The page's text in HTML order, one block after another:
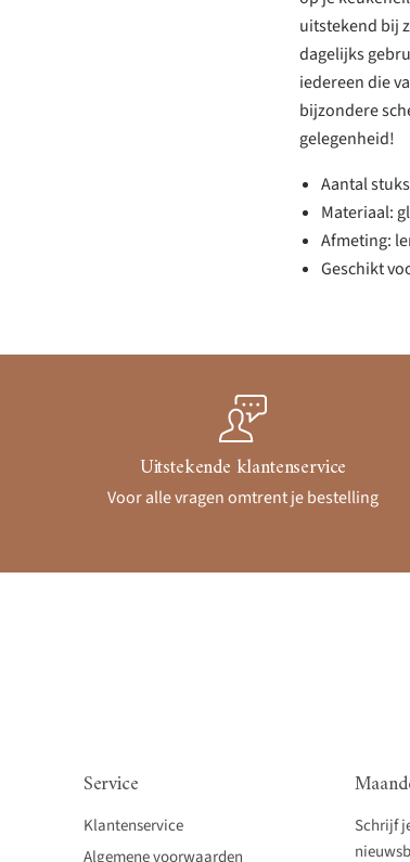
uitstekend bij
dagelijks
iedereen die
bijzondere
gelegenheid!
Aantal
Materiaal:
Afmeting:
Geschikt
Uitstekende klantenservice
Voor alle vragen omtrent je bestelling
Service
Klantenservice
Algemene voorwaarden
Schrijf